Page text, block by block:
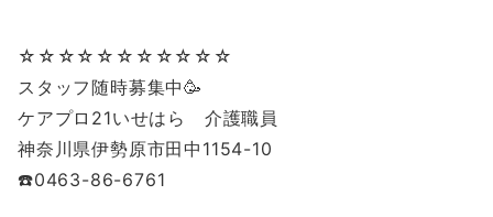
☆☆☆☆☆☆☆☆☆☆☆
スタッフ随時募集中🥳
ケアプロ21いせはら 介護職員
神奈川県伊勢原市田中1154-10
☎️0463-86-6761